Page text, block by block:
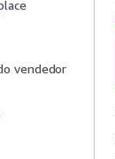
vendedor